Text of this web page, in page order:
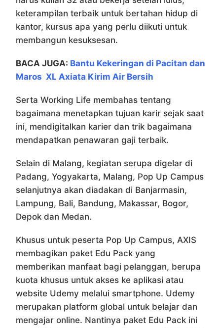
keterampilan terbaik untuk bertahan hidup di
kantor, kursus apa yang perlu diikuti untuk
membangun kesuksesan.
BACA JUGA: Bantu Kekeringan di Pacitan dan
Maros XL Axiata Kirim Air Bersih
Serta Working Life membahas tentang
bagaimana menetapkan tujuan karir sejak saat
ini, mendigitalkan karier dan trik bagaimana
mendapatkan penawaran gaji terbaik.
Selain di Malang, kegiatan serupa digelar di
Padang, Yogyakarta, Malang, Pop Up Campus
selanjutnya akan diadakan di Banjarmasin,
Lampung, Bali, Bandung, Makassar, Bogor,
Depok dan Medan.
Khusus untuk peserta Pop Up Campus, AXIS
membagikan paket Edu Pack yang
memberikan manfaat bagi pelanggan, berupa
kuota khusus untuk akses ke aplikasi atau
website Udemy melalui smartphone. Udemy
merupakan platform global untuk belajar dan
mengajar online. Nantinya paket Edu Pack ini